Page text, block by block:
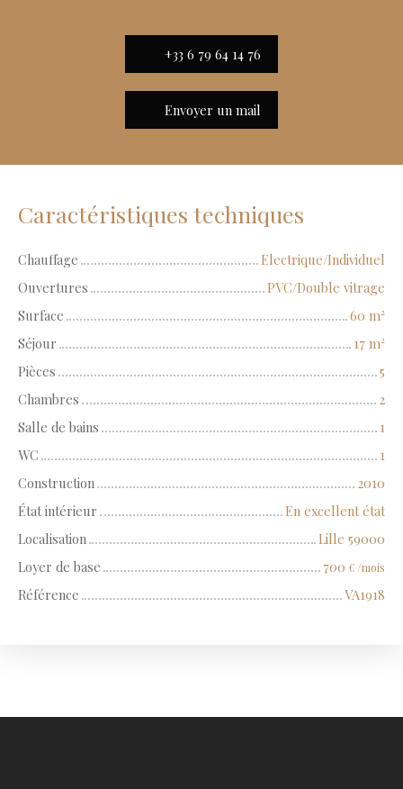
+33 6 79 64 14 76
Envoyer un mail
Caractéristiques techniques
Chauffage
Electrique/Individuel
Ouvertures
PVC/Double vitrage
Surface
60 m²
Séjour
17 m²
Pièces
5
Chambres
2
Salle de bains
1
WC
1
Construction
2010
État intérieur
En excellent état
Localisation
Lille 59000
Loyer de base
700 € /mois
Référence VA1918